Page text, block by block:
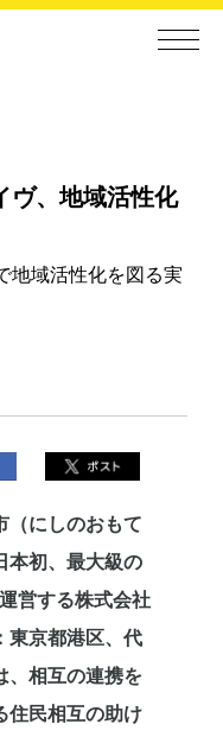
ヴ、地域活性化
地域活性化を図る実
（にしのおもて
本初、最大級の
営する株式会社
東京都港区、代
相互の連携を
住民相互の助け